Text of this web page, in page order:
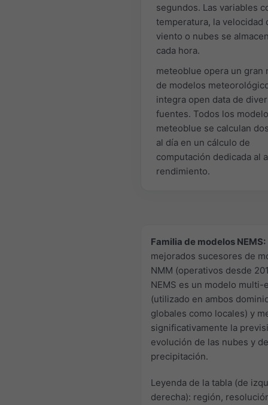
segundos. Las variables
temperatura, la velocidad
viento o nubes se
cada hora.
meteoblue opera un gran
de modelos
integra open data de
fuentes. Todos los
meteoblue se calculan
al día en un cálculo de
computación dedicada al
rendimiento.
Familia de modelos NEMS:
mejorados sucesores de
NMM (operativos desde
NEMS es un modelo multi-
(utilizado en ambos
globales como locales) y
significativamente la
evolución de las nubes y
precipitación.
Leyenda de la tabla (de
derecha): región,